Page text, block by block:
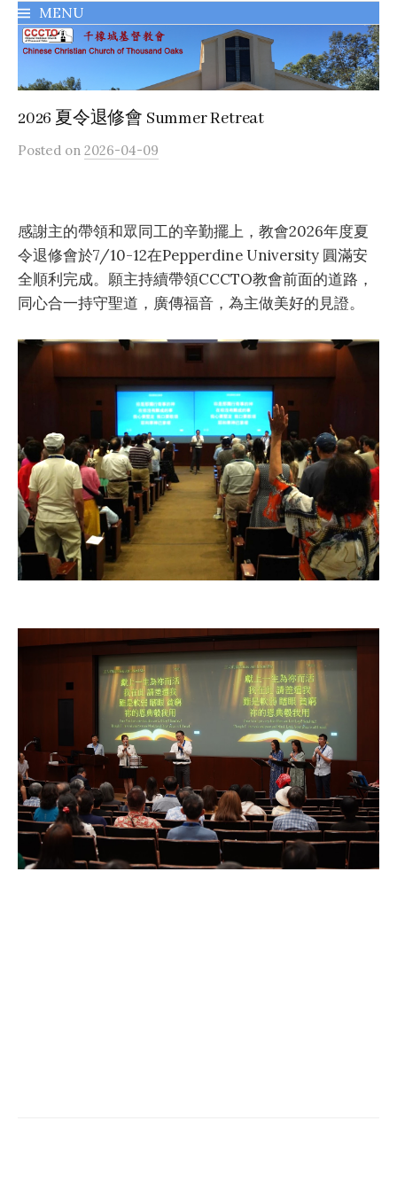
MENU
2026 夏令退修會 Summer Retreat
Posted on 2026-04-09
感謝主的帶領和眾同工的辛勤擺上，教會2026年度夏
令退修會於7/10-12在Pepperdine University 圓滿安
全順利完成。 願主持續帶領CCCTO教會前面的道路，
同心合一持守聖道，廣傳福音，為主做美好的見證。